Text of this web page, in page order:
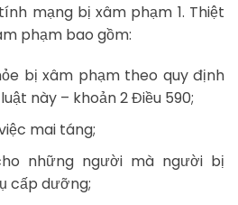
mạng bị xâm phạm 1. Thiệt
phạm bao gồm:
bị xâm phạm theo quy định
này – khoản 2 Điều 590;
mai táng;
những người mà người bị
cấp dưỡng;